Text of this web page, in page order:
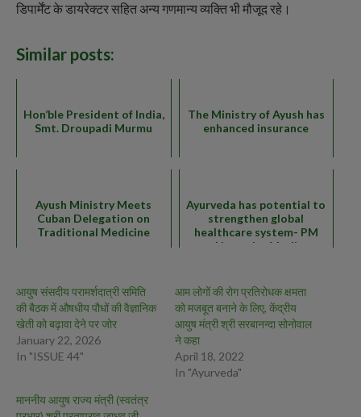
डिपार्मेंट के डायरेक्टर सहित अन्य गणमान्य व्यक्ति भी मौजूद रहे।
Similar posts:
Hon’ble President of India,
Smt. Droupadi Murmu
The Ministry of Ayush has
enhanced insurance
Ayush Ministry Meets
Cuban Delegation on
Traditional Medicine
Ayurveda has potential to
strengthen global
healthcare system- PM
Narendra Modi
आयुष संसदीय परामर्शदात्री समिति
की बैठक में औषधीय पौधों की वैज्ञानिक
खेती को बढ़ावा देने पर जोर
January 22, 2026
In "ISSUE 44"
आम लोगों की रोग प्रतिरोधक क्षमता
को मजबूत बनाने के लिए, केंद्रीय
आयुष मंत्री श्री सरबानन्दा सोनोवाल
ने कहा
April 18, 2022
In "Ayurveda"
माननीय आयुष राज्य मंत्री (स्वतंत्र